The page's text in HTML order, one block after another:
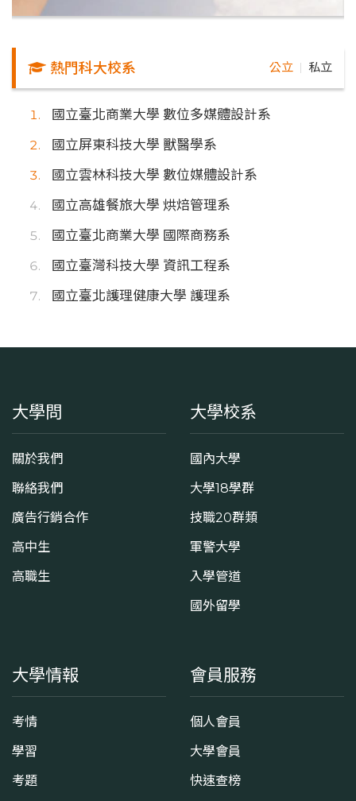
熱門科大校系 公立 私立
國立臺北商業大學 數位多媒體設計系
國立屏東科技大學 獸醫學系
國立雲林科技大學 數位媒體設計系
國立高雄餐旅大學 烘焙管理系
國立臺北商業大學 國際商務系
國立臺灣科技大學 資訊工程系
國立臺北護理健康大學 護理系
大學問
關於我們
聯絡我們
廣告行銷合作
高中生
高職生
大學校系
國內大學
大學18學群
技職20群類
軍警大學
入學管道
國外留學
大學情報
考情
學習
考題
會員服務
個人會員
大學會員
快速查榜